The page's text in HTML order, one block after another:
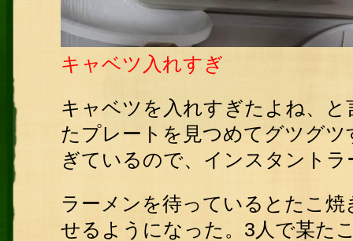
キャベツ入れすぎ
キャベツを入れすぎたよね、
たプレートを見つめてグツグ
ぎているので、インスタント
ラーメンを待っているとたこ
せるようになった。3人で某た